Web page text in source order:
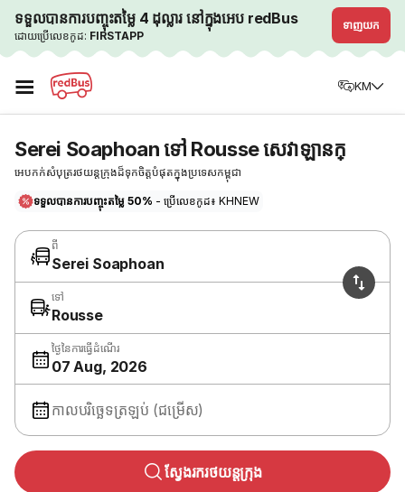
ទទួលបានការបញ្ចុះតម្លៃ 4 ដុល្លារ នៅក្នុងអេប redBus
ដោយប្រើលេខកូដ: FIRSTAPP
ទាញយក
☰ KM
Serei Soaphoan ទៅ Rousse សេវាឡានក្
អេបកក់សំបុត្ររថយន្តក្រុងដ៏ទុកចិត្តបំផុតក្នុងប្រទេសកម្ពុជា
ទទួលបានការបញ្ចុះតម្លៃ 50% - ប្រើលេខកូដ៖ KHNEW
ពី
Serei Soaphoan
ទៅ
Rousse
ថ្ងៃនៃការធ្វើដំណើរ
07 Aug, 2026
កាលបរិច្ឆេទត្រឡប់ (ជម្រើស)
ស្វែងរករថយន្តក្រុង